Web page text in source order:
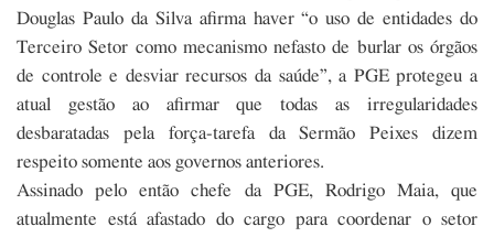
Douglas Paulo da Silva afirma haver “o uso de entidades do
Terceiro Setor como mecanismo nefasto de burlar os órgãos
de controle e desviar recursos da saúde”, a PGE protegeu a
atual gestão ao afirmar que todas as irregularidades
desbaratadas pela força-tarefa da Sermão Peixes dizem
respeito somente aos governos anteriores.
Assinado pelo então chefe da PGE, Rodrigo Maia, que
atualmente está afastado do cargo para coordenar o setor